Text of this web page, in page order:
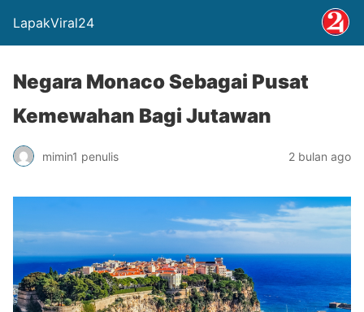
LapakViral24
Negara Monaco Sebagai Pusat
Kemewahan Bagi Jutawan
mimin1 penulis 2 bulan ago